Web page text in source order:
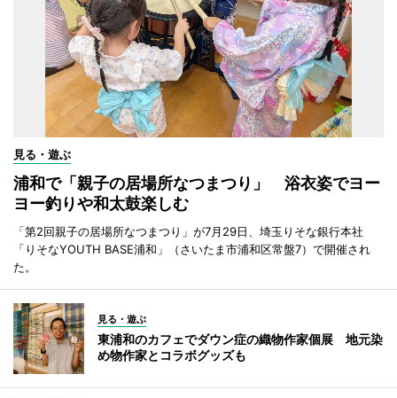
見る・遊ぶ
浦和で「親子の居場所なつまつり」 浴衣姿でヨー
ヨー釣りや和太鼓楽しむ
「第2回親子の居場所なつまつり」が7月29日、埼玉りそな銀行本社
「りそなYOUTH BASE浦和」（さいたま市浦和区常盤7）で開催され
た。
見る・遊ぶ
東浦和のカフェでダウン症の織物作家個展 地元染
め物作家とコラボグッズも